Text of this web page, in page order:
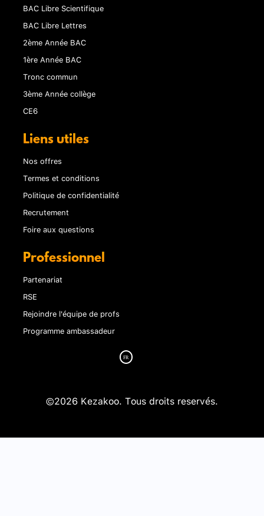
BAC Libre Scientifique
BAC Libre Lettres
2ème Année BAC
1ère Année BAC
Tronc commun
3ème Année collège
CE6
Liens utiles
Nos offres
Termes et conditions
Politique de confidentialité
Recrutement
Foire aux questions
Professionnel
Partenariat
RSE
Rejoindre l'équipe de profs
Programme ambassadeur
©2026 Kezakoo. Tous droits reservés.